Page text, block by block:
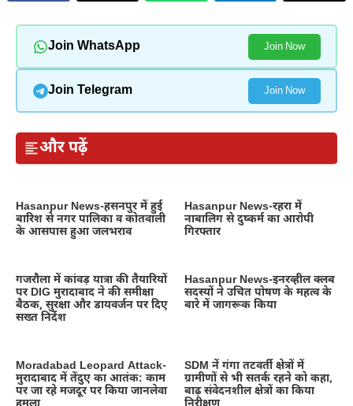
Join WhatsApp Join Now
Join Telegram Join Now
और पढ़ें
Hasanpur News-हसनपुर में हुई
बारिश से नगर पालिका व कोतवाली
के आसपास हुआ जलभराव
Hasanpur News-रहरा में
नाबालिग से दुष्कर्म का आरोपी
गिरफ्तार
गजरौला में कांवड़ यात्रा की तैयारियों
पर DIG मुरादाबाद ने की समीक्षा
बैठक, सुरक्षा और डायवर्जन पर दिए
सख्त निर्देश
Hasanpur News-इनरव्हील क्लब
सदस्यों ने उचित पोषण के महत्व के
बारे में जागरूक किया
Moradabad Leopard Attack-
मुरादाबाद में तेंदुए का आतंक: काम
पर जा रहे मजदूर पर किया जानलेवा
SDM नें गंगा तटवर्ती क्षेत्रों में
ग्रामीणों से भी सतर्क रहने को कहा,
बाढ़ संवेदनशील क्षेत्रों का किया